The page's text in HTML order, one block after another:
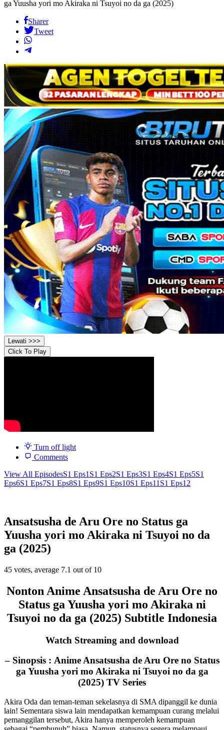
ga Yuusha yori mo Akiraka ni Tsuyoi no da ga (2025)
Sharer
Tweet
Lewati >>>
Click To Play
Turn off light
Comments
View All EpisodesS1 Eps1 S1 Eps2S1 Eps3S1 Eps4S1 Eps5S1
Eps6S1 Eps7S1 Eps8S1 Eps9S1 Eps10S1 Eps11 S1 Eps12
Ansatsusha de Aru Ore no Status ga
Yuusha yori mo Akiraka ni Tsuyoi no da
ga (2025)
45 votes, average 7.1 out of 10
Nonton Anime Ansatsusha de Aru Ore no
Status ga Yuusha yori mo Akiraka ni
Tsuyoi no da ga (2025) Subtitle Indonesia
Watch Streaming and download
– Sinopsis : Anime Ansatsusha de Aru Ore no Status
ga Yuusha yori mo Akiraka ni Tsuyoi no da ga
(2025) TV Series
Akira Oda dan teman-teman sekelasnya di SMA dipanggil ke dunia
lain! Sementara siswa lain mendapatkan kemampuan curang melalui
pemanggilan tersebut, Akira hanya memperoleh kemampuan